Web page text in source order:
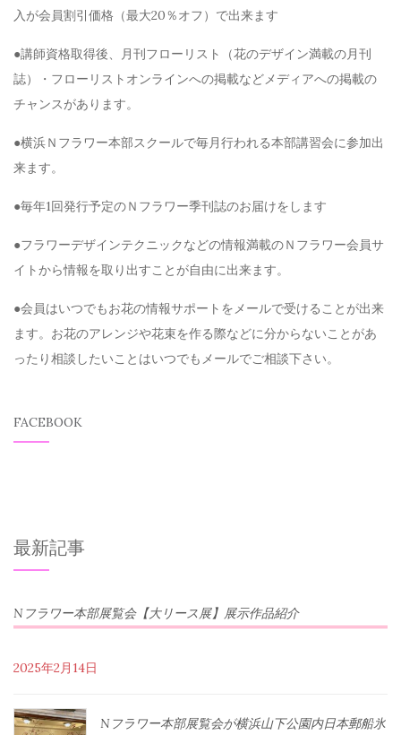
入が会員割引価格（最大20％オフ）で出来ます
●講師資格取得後、月刊フローリスト（花のデザイン満載の月刊
誌）・フローリストオンラインへの掲載などメディアへの掲載の
チャンスがあります。
●横浜Ｎフラワー本部スクールで毎月行われる本部講習会に参加出
来ます。
●毎年1回発行予定のＮフラワー季刊誌のお届けをします
●フラワーデザインテクニックなどの情報満載のＮフラワー会員サ
イトから情報を取り出すことが自由に出来ます。
●会員はいつでもお花の情報サポートをメールで受けることが出来
ます。お花のアレンジや花束を作る際などに分からないことがあ
ったり相談したいことはいつでもメールでご相談下さい。
FACEBOOK
最新記事
Nフラワー本部展覧会【大リース展】展示作品紹介
2025年2月14日
Nフラワー本部展覧会が横浜山下公園内日本郵船氷